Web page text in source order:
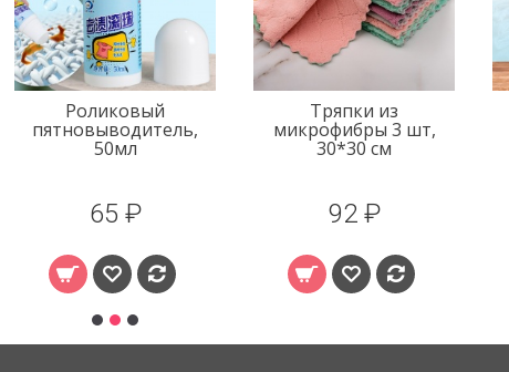
Роликовый
пятновыводитель,
50мл
65 ₽
Тряпки из
микрофибры 3 шт,
30*30 см
92 ₽